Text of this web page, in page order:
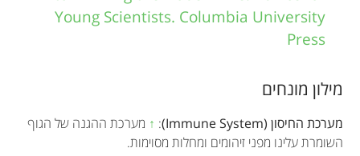
Young Scientists. Columbia University
Press
מילון מונחים
מערכת החיסון (Immune System) :
↑ מערכת ההגנה של הגוף
השומרת עלינו מפני זיהומים ומחלות מסוימות.